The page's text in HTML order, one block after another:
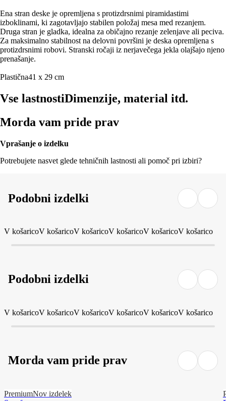
Ena stran deske je opremljena s protizdrsnimi piramidastimi
izboklinami, ki zagotavljajo stabilen položaj mesa med rezanjem.
Druga stran je gladka, idealna za običajno rezanje zelenjave ali peciva.
Za maksimalno stabilnost na delovni površini je deska opremljena s
protizdrsnimi robovi. Stranski ročaji iz nerjavečega jekla olajšajo njeno
prenašanje.
Plastična41 x 29 cm
Vse lastnostiDimenzije, material itd.
Morda vam pride prav
Vprašanje o izdelku
Potrebujete nasvet glede tehničnih lastnosti ali pomoč pri izbiri?
Podobni izdelki
V košaricoV košaricoV košaricoV košaricoV košaricoV košarico
Podobni izdelki
V košaricoV košaricoV košaricoV košaricoV košaricoV košarico
Morda vam pride prav
PremiumNov izdelek